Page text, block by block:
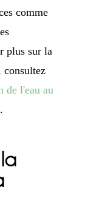
comme
plus sur la
consultez
de l'eau au
.